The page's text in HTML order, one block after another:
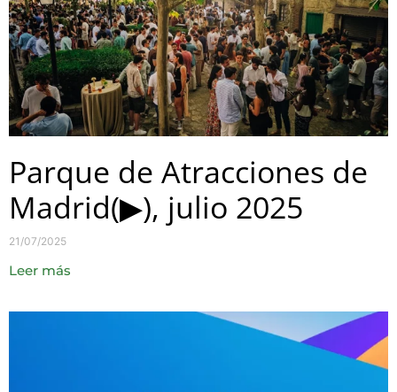
Parque de Atracciones de
Madrid(▶), julio 2025
21/07/2025
Leer más